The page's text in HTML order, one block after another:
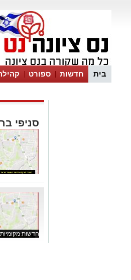
בית חדשות ספורט
סניפי
חדשות מקומיות